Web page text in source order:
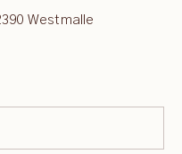
Westmalle